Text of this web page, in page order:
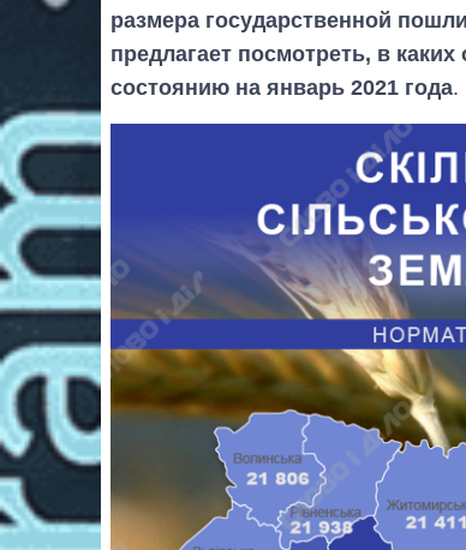
размера государственной
предлагает посмотреть, в
состоянию на январь 2021 года.